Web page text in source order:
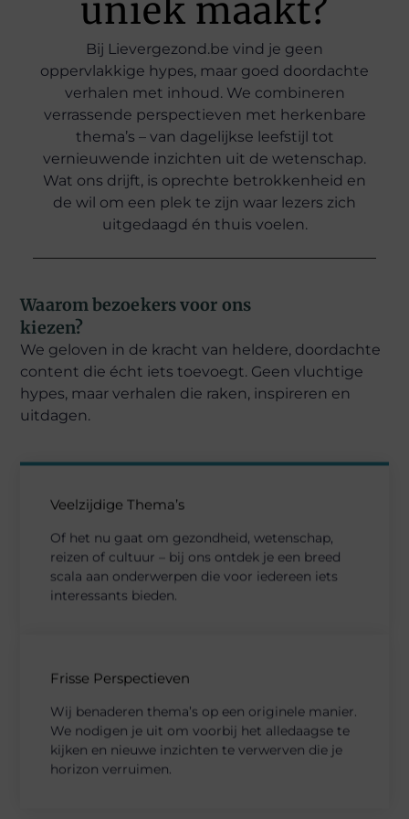
uniek maakt?
Bij Lievergezond.be vind je geen
oppervlakkige hypes, maar goed doordachte
verhalen met inhoud. We combineren
verrassende perspectieven met herkenbare
thema’s – van dagelijkse leefstijl tot
vernieuwende inzichten uit de wetenschap.
Wat ons drijft, is oprechte betrokkenheid en
de wil om een plek te zijn waar lezers zich
uitgedaagd én thuis voelen.
Waarom bezoekers voor ons
kiezen?
We geloven in de kracht van heldere, doordachte
content die écht iets toevoegt. Geen vluchtige
hypes, maar verhalen die raken, inspireren en
uitdagen.
Veelzijdige Thema’s
Of het nu gaat om gezondheid, wetenschap,
reizen of cultuur – bij ons ontdek je een breed
scala aan onderwerpen die voor iedereen iets
interessants bieden.
Frisse Perspectieven
Wij benaderen thema’s op een originele manier.
We nodigen je uit om voorbij het alledaagse te
kijken en nieuwe inzichten te verwerven die je
horizon verruimen.